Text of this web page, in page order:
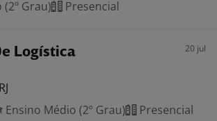
Grau)
Presencial
Logística 20 jul
Ensino Médio (2º Grau) Presencial